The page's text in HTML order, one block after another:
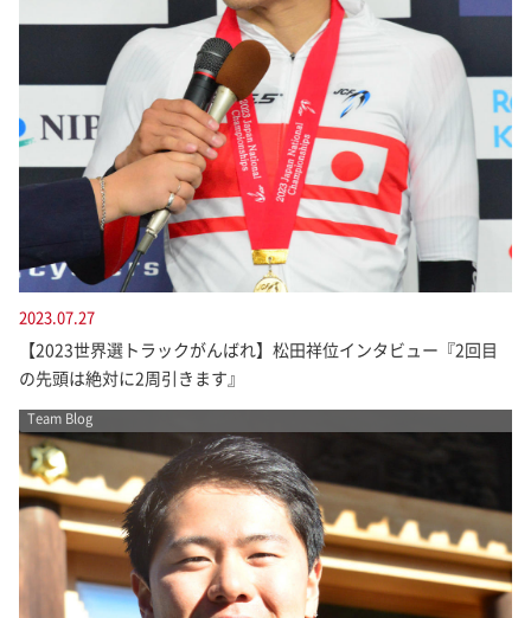
2023.07.27
【2023世界選トラックがんばれ】松田祥位インタビュー『2回目
の先頭は絶対に2周引きます』
Team Blog